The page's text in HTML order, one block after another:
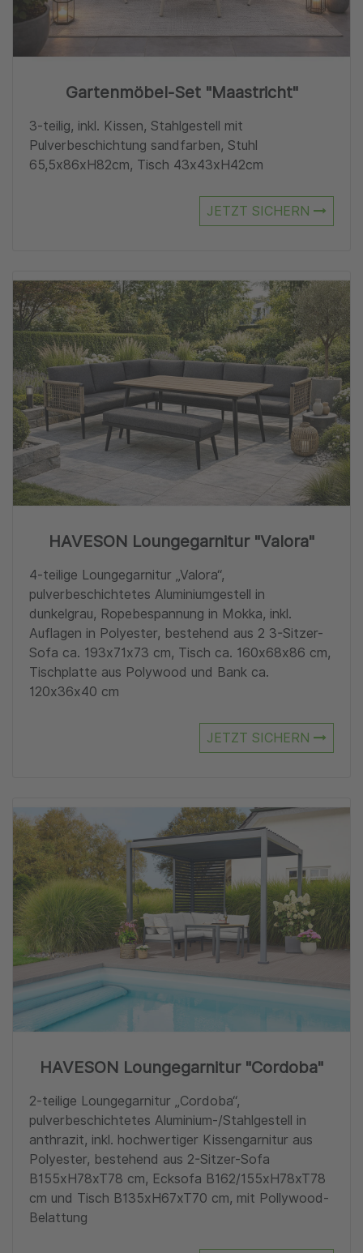
Gartenmöbel-Set "Maastricht"
3-teilig, inkl. Kissen, Stahlgestell mit
Pulverbeschichtung sandfarben, Stuhl
65,5x86xH82cm, Tisch 43x43xH42cm
JETZT SICHERN
HAVESON Loungegarnitur "Valora"
4-teilige Loungegarnitur „Valora“,
pulverbeschichtetes Aluminiumgestell in
dunkelgrau, Ropebespannung in Mokka, inkl.
Auflagen in Polyester, bestehend aus 2 3-Sitzer-
Sofa ca. 193x71x73 cm, Tisch ca. 160x68x86 cm,
Tischplatte aus Polywood und Bank ca.
120x36x40 cm
JETZT SICHERN
HAVESON Loungegarnitur "Cordoba"
2-teilige Loungegarnitur „Cordoba“,
pulverbeschichtetes Aluminium-/Stahlgestell in
anthrazit, inkl. hochwertiger Kissengarnitur aus
Polyester, bestehend aus 2-Sitzer-Sofa
B155xH78xT78 cm, Ecksofa B162/155xH78xT78
cm und Tisch B135xH67xT70 cm, mit Pollywood-
Belattung